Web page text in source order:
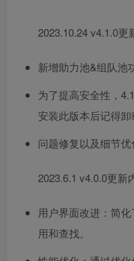
2023.10.24 v4.1.0更
新增助力池&组队池
为了提高安全性，
安装此版本后记得卸
问题修复以及细节优
2023.6.1 v4.0.0更新
用户界面改进：简
用和查找。